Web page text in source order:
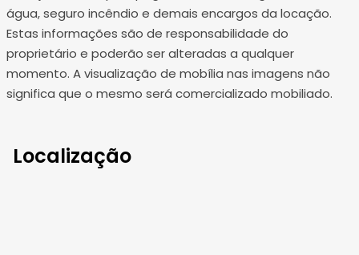
água, seguro incêndio e demais encargos da locação.
Estas informações são de responsabilidade do
proprietário e poderão ser alteradas a qualquer
momento. A visualização de mobília nas imagens não
significa que o mesmo será comercializado mobiliado.
Localização